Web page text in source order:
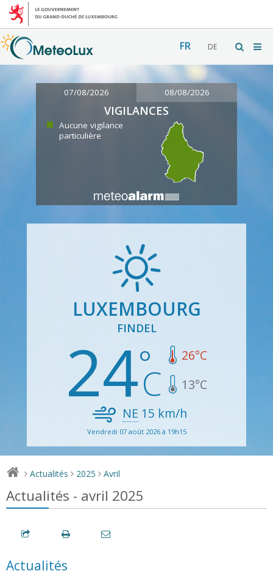
FR DE
07/08/2026 08/08/2026
VIGILANCES
Aucune vigilance
particulière
LUXEMBOURG
FINDEL
24 26°C
13°C
NE 15 km/h
Vendredi 07 août 2026 à 19h15
> Actualités > 2025 > Avril
Actualités - avril 2025
Actualités